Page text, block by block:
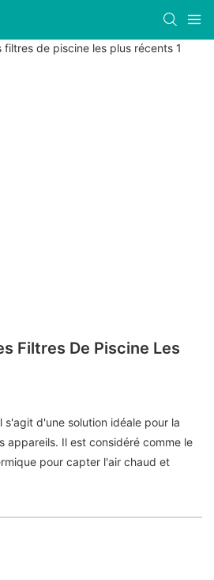
Filtres De Piscine Les
d'une solution idéale pour la
appareils. Il est considéré comme le
pour capter l'air chaud et